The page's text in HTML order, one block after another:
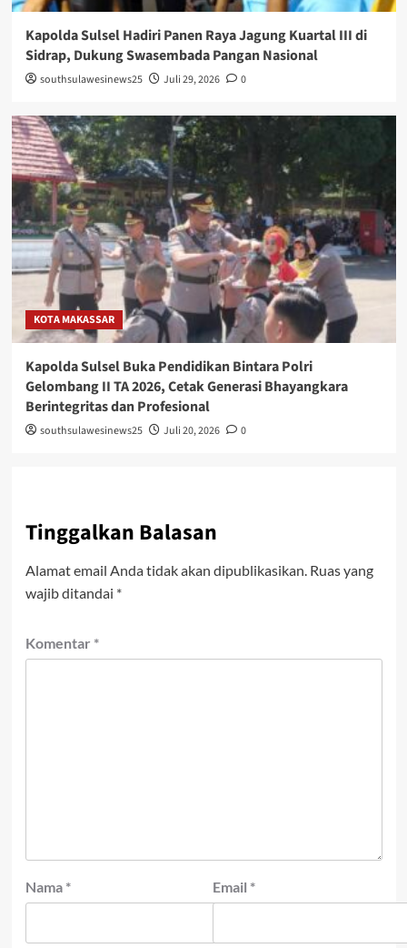
Kapolda Sulsel Hadiri Panen Raya Jagung Kuartal III di
Sidrap, Dukung Swasembada Pangan Nasional
southsulawesinews25 Juli 29, 2026 0
KOTA MAKASSAR
Kapolda Sulsel Buka Pendidikan Bintara Polri
Gelombang II TA 2026, Cetak Generasi Bhayangkara
Berintegritas dan Profesional
southsulawesinews25 Juli 20, 2026 0
Tinggalkan Balasan
Alamat email Anda tidak akan dipublikasikan. Ruas yang
wajib ditandai *
Komentar *
Nama * Email *